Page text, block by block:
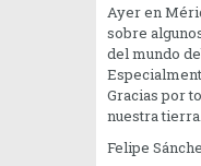
Ayer en
sobre
del mundo
Gracias por
nuestra tierra.
Felipe